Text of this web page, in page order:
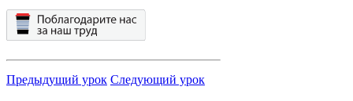
Предыдущий урок Следующий урок